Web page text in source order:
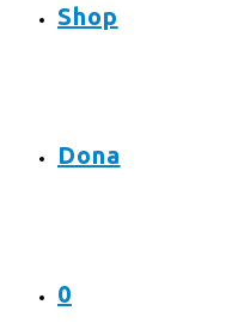
Shop
Dona
0